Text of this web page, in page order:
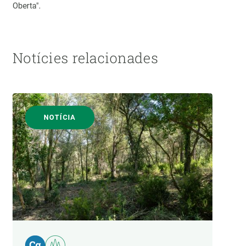
Oberta".
Notícies relacionades
NOTÍCIA